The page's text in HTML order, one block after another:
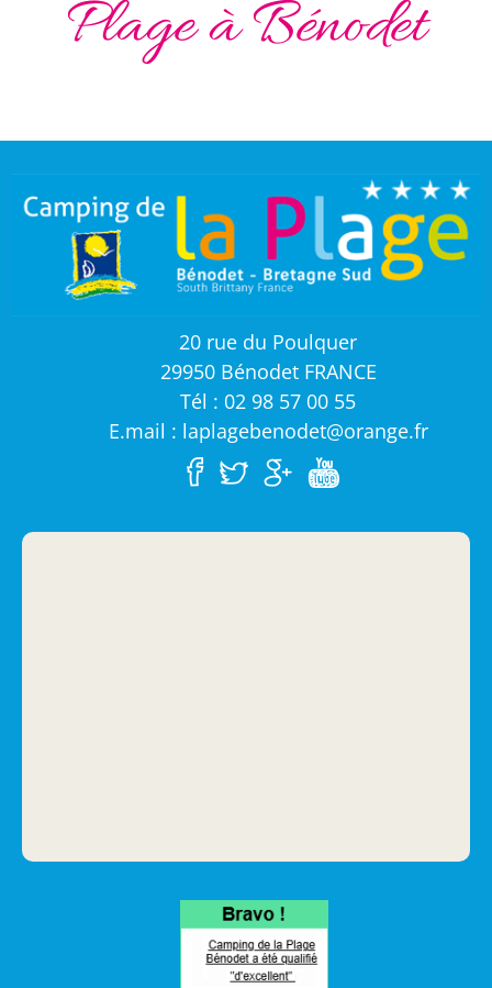
Plage à Bénodet
20 rue du Poulquer
29950 Bénodet FRANCE
Tél : 02 98 57 00 55
E.mail : laplagebenodet@orange.fr